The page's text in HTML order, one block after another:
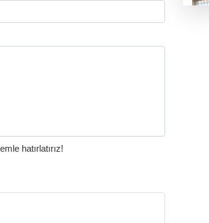
hatırlatırız!